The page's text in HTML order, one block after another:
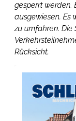
gesperrt werden.
ausgewiesen. Es
zu umfahren.
Rücksicht.